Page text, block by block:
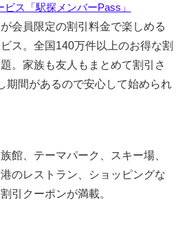
ス「駅探メンバーPass」
会員限定の割引料金で楽しめる
ス。全国140万件以上のお得な割
。家族も友人もまとめて割引さ
期間があるので安心して始められ
館、テーマパーク、スキー場、
のレストラン、ショッピングな
引クーポンが満載。